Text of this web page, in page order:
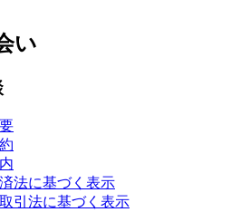
い
法に基づく表示
引法に基づく表示